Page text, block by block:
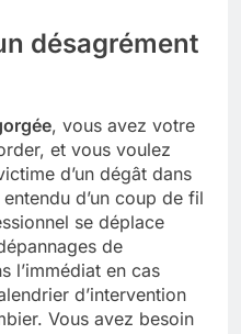
désagrément
, vous avez votre
et vous voulez
d’un dégât dans
d’un coup de fil
se déplace
de
l’immédiat en cas
d’intervention
Vous avez besoin